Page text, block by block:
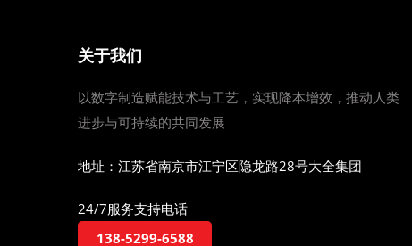
关于我们
以数字制造赋能技术与工艺，实现降本增效，推动人类
进步与可持续的共同发展
地址：江苏省南京市江宁区隐龙路28号大全集团
24/7服务支持电话
138-5299-6588